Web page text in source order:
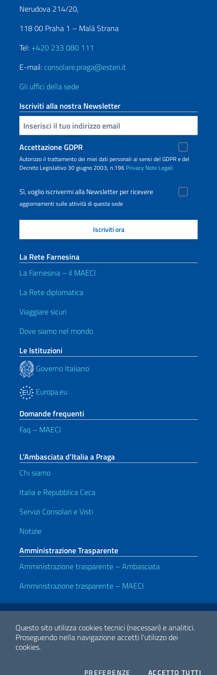
Questo sito utilizza cookies tecnici (necessari) e analitici.
Proseguendo nella navigazione accetti l'utilizzo dei
cookies.
PREFERENZE COOKIESACCETTO TUTTI
Nerudova 214/20,
118 00 Praha 1 – Malá Strana
Tel: +420 233 080 111
E-mail: consolare.praga@esteri.it
Gli uffici della sede
Iscriviti alla nostra Newsletter
Inserisci la tua email
Accettazione GDPR
Autorizzo il trattamento dei miei dati personali ai sensi del GDPR e del
Decreto Legislativo 30 giugno 2003, n.196 Privacy Note Legali
Sì, voglio iscrivermi alla Newsletter per ricevere
aggiornamenti sulle attività di questa sede
La Rete Farnesina
La Farnesina – il MAECI
La Rete diplomatica
Viaggiare sicuri
Dove siamo nel mondo
Le Istituzioni
Governo Italiano
Europa.eu
Domande frequenti
Faq – MAECI
L’Ambasciata d’Italia a Praga
Chi siamo
Italia e Repubblica Ceca
Servizi Consolari e Visti
Notizie
Amministrazione Trasparente
Amministrazione trasparente – Ambasciata
Amministrazione trasparente – MAECI
Link Utili